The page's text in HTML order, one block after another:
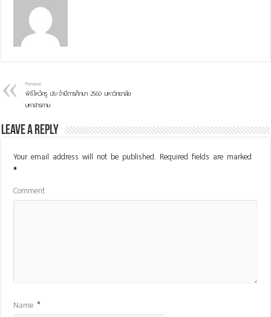
Previous
พิธีไหว้ครู ประจำปีการศึกษา 2560 มหาวิทยาลัย
มหาสารคาม
Leave a Reply
Your email address will not be published. Required fields are marked
*
Comment
Name*